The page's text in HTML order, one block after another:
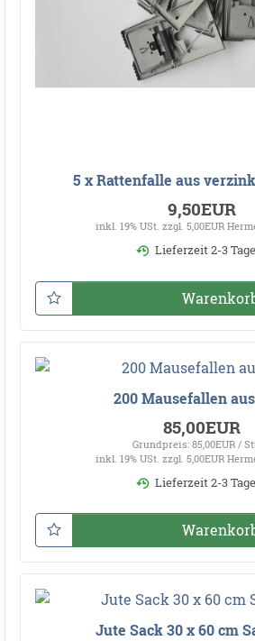
5 x Rattenfalle aus
9,50EUR
inkl. 19% USt. zzgl. 5,00EUR
Lieferzeit 2-3
200 Mausefallen
85,00EUR
Grundpreis: 85,00EUR /
inkl. 19% USt. zzgl. 5,00EUR
Lieferzeit 2-3
Jute Sack 30 x 60 cm